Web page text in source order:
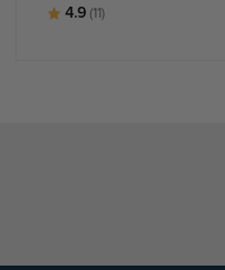
Karakter:
4.9(11)av 5 mulige